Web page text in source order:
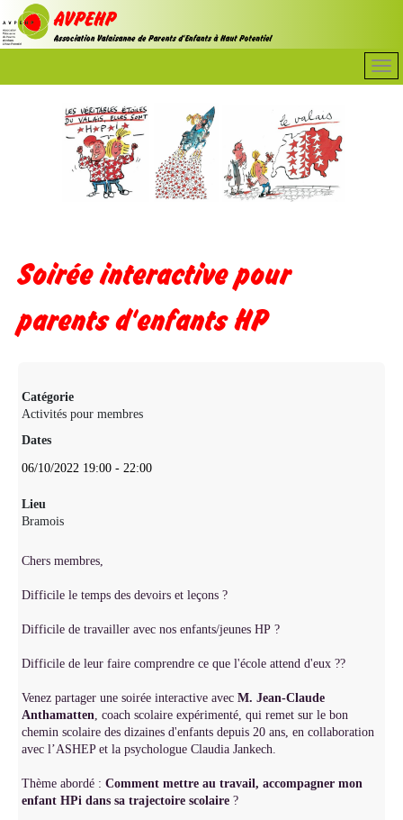
Soirée interactive pour
parents d'enfants HP
Catégorie
Activités pour membres
Dates
06/10/2022 19:00 -22:00
Lieu
Bramois
Chers membres,
Difficile le temps des devoirs et leçons ?
Difficile de travailler avec nos enfants/jeunes HP ?
Difficile de leur faire comprendre ce que l'école attend d'eux ??
Venez partager une soirée interactive avecM. Jean-Claude
Anthamatten, coach scolaire expérimenté, qui remet sur le bon
chemin scolaire des dizaines d'enfants depuis 20 ans, en collaboration
avec l’ASHEP et la psychologue Claudia Jankech.
Thème abordé :Comment mettre au travail, accompagner mon
enfant HPi dans sa trajectoire scolaire ?